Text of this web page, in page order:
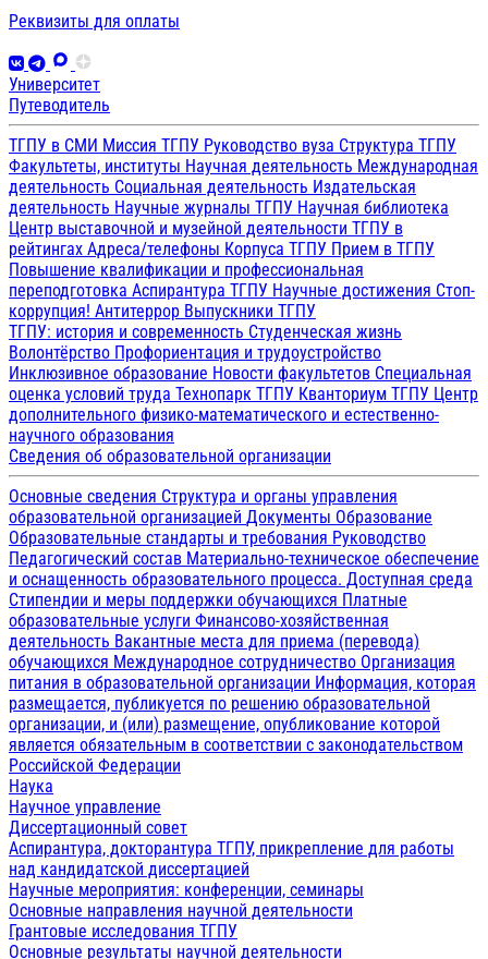
Реквизиты для оплаты
Университет
Путеводитель
ТГПУ в СМИ Миссия ТГПУ Руководство вуза Структура ТГПУ
Факультеты, институты Научная деятельность Международная
деятельность Социальная деятельность Издательская
деятельность Научные журналы ТГПУ Научная библиотека
Центр выставочной и музейной деятельности ТГПУ в
рейтингах Адреса/телефоны Корпуса ТГПУ Прием в ТГПУ
Повышение квалификации и профессиональная
переподготовка Аспирантура ТГПУ Научные достижения Стоп-
коррупция! Антитеррор Выпускники ТГПУ
ТГПУ: история и современность Студенческая жизнь
Волонтёрство Профориентация и трудоустройство
Инклюзивное образование Новости факультетов Специальная
оценка условий труда Технопарк ТГПУ Кванториум ТГПУ Центр
дополнительного физико-математического и естественно-
научного образования
Сведения об образовательной организации
Основные сведения Структура и органы управления
образовательной организацией Документы Образование
Образовательные стандарты и требования Руководство
Педагогический состав Материально-техническое обеспечение
и оснащенность образовательного процесса. Доступная среда
Стипендии и меры поддержки обучающихся Платные
образовательные услуги Финансово-хозяйственная
деятельность Вакантные места для приема (перевода)
обучающихся Международное сотрудничество Организация
питания в образовательной организации Информация, которая
размещается, публикуется по решению образовательной
организации, и (или) размещение, опубликование которой
является обязательным в соответствии с законодательством
Российской Федерации
Наука
Научное управление
Диссертационный совет
Аспирантура, докторантура ТГПУ, прикрепление для работы
над кандидатской диссертацией
Научные мероприятия: конференции, семинары
Основные направления научной деятельности
Грантовые исследования ТГПУ
Основные результаты научной деятельности